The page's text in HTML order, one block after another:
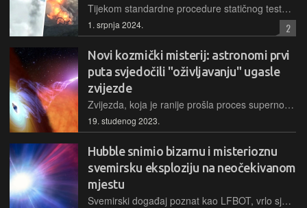
Tijekom standardne procedure statičnog testa raketnih motora, spone između tijela rakete i lansirne rampe popustile su, pa je velika raketa-nosač nekontrolirano nakratko poletjela u zrak
1. srpnja 2024. 2
Novi kozmički misterij: astronomi prvi
puta svjedočili "oživljavanju" ugasle
zvijezde
Zvijezda, koja je ranije prošla proces supernove i eksplodirala, ostavljajući za sobom ugasli ostatak, ponovno je snimljena kako emitira jednako snažne energetske signale
19. studenog 2023.
Hubble snimio bizarnu i misterioznu
svemirsku eksploziju na neočekivanom
mjestu
Svemirski događaj poznat kao LFBOT, vrlo sjajna eksplozija plave boje, zabilježen je prvi puta tamo gdje ga astronomi nisu očekivali – između galaksija, a ne unutar neke od njih